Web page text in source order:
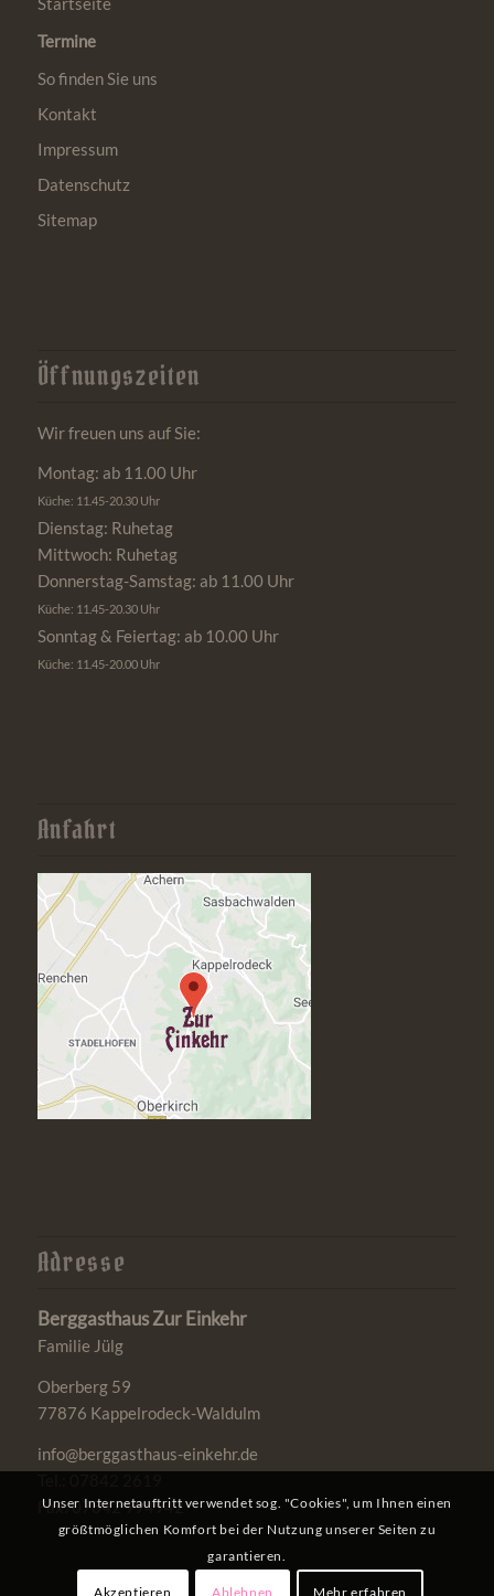
Termine
So finden Sie uns
Kontakt
Impressum
Datenschutz
Sitemap
Öffnungszeiten
Wir freuen uns auf Sie:
Montag: ab 11.00 Uhr
Küche: 11.45-20.30 Uhr
Dienstag: Ruhetag
Mittwoch: Ruhetag
Donnerstag-Samstag: ab 11.00 Uhr
Küche: 11.45-20.30 Uhr
Sonntag & Feiertag: ab 10.00 Uhr
Küche: 11.45-20.00 Uhr
Anfahrt
Adresse
Berggasthaus Zur Einkehr
Familie Jülg
Oberberg 59
77876 Kappelrodeck-Waldulm
info@berggasthaus-einkehr.de
Fax: 07842 994942
Unser Internetauftritt verwendet sog. "Cookies", um Ihnen einen
größtmöglichen Komfort bei der Nutzung unserer Seiten zu
garantieren.
Akzeptieren Ablehnen Mehr erfahren